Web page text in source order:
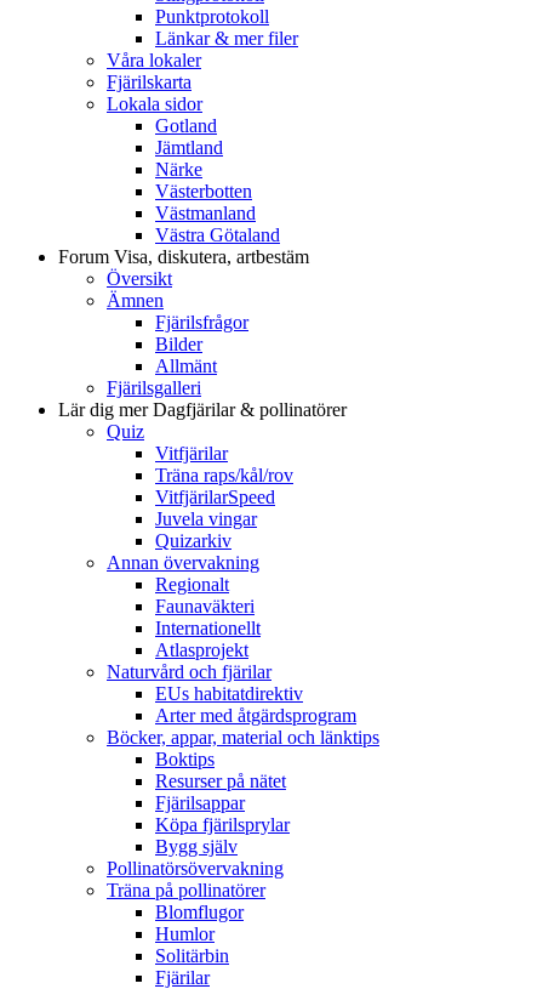
Punktprotokoll
Länkar & mer filer
Våra lokaler
Fjärilskarta
Lokala sidor
Gotland
Jämtland
Närke
Västerbotten
Västmanland
Västra Götaland
Forum Visa, diskutera, artbestäm
Översikt
Ämnen
Fjärilsfrågor
Bilder
Allmänt
Fjärilsgalleri
Lär dig merDagfjärilar & pollinatörer
Quiz
Vitfjärilar
Träna raps/kål/rov
VitfjärilarSpeed
Juvela vingar
Quizarkiv
Annan övervakning
Regionalt
Faunaväkteri
Internationellt
Atlasprojekt
Naturvård och fjärilar
EUs habitatdirektiv
Arter med åtgärdsprogram
Böcker, appar, material och länktips
Boktips
Resurser på nätet
Fjärilsappar
Köpa fjärilsprylar
Bygg själv
Pollinatörsövervakning
Träna på pollinatörer
Blomflugor
Humlor
Solitärbin
Fjärilar